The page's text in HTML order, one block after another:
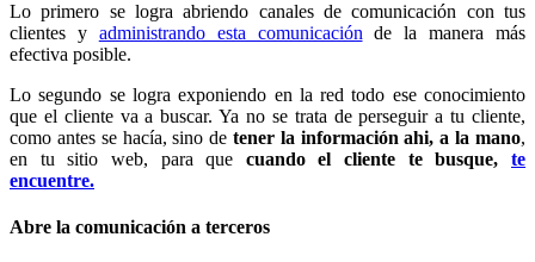
Lo primero se logra abriendo canales de comunicación con tus
clientes y administrando esta comunicación de la manera más
efectiva posible.
Lo segundo se logra exponiendo en la red todo ese conocimiento
que el cliente va a buscar. Ya no se trata de perseguir a tu cliente,
como antes se hacía, sino de tener la información ahi, a la mano,
en tu sitio web, para que cuando el cliente te busque,te
encuentre.
Abre la comunicación a terceros